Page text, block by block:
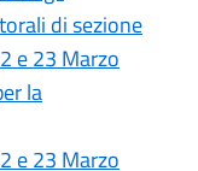
di sezione
e 23 Marzo
la
e 23 Marzo